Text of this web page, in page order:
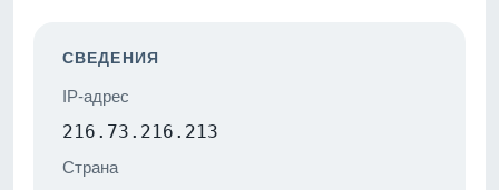
СВЕДЕНИЯ
IP-адрес
216.73.216.213
Страна